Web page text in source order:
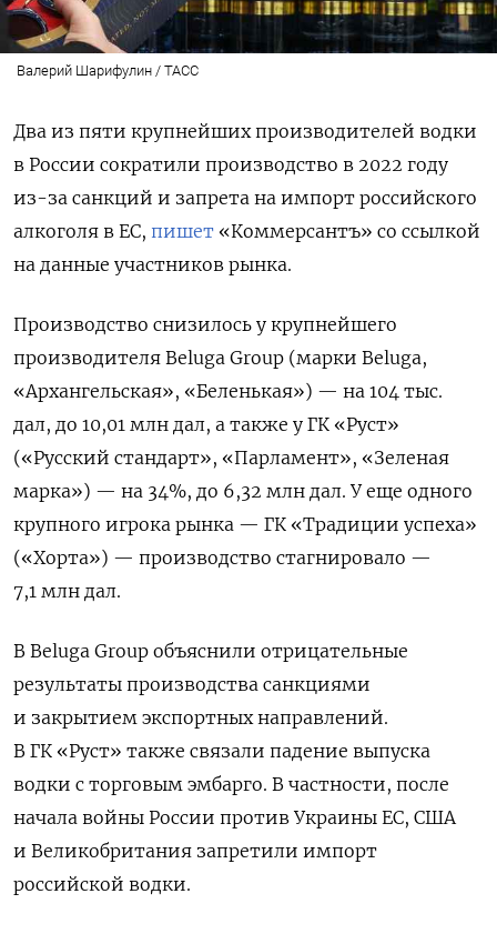
Валерий Шарифулин / ТАСС
Два из пяти крупнейших производителей водки
в России сократили производство в 2022 году
из-за санкций и запрета на импорт российского
алкоголя в ЕС, пишет «Коммерсантъ» со ссылкой
на данные участников рынка.
Производство снизилось у крупнейшего
производителя Beluga Group (марки Beluga,
«Архангельская», «Беленькая») — на 104 тыс.
дал, до 10,01 млн дал, а также у ГК «Руст»
(«Русский стандарт», «Парламент», «Зеленая
марка») — на 34%, до 6,32 млн дал. У еще одного
крупного игрока рынка — ГК «Традиции успеха»
(«Хорта») — производство стагнировало —
7,1 млн дал.
В Beluga Group объяснили отрицательные
результаты производства санкциями
и закрытием экспортных направлений.
В ГК «Руст» также связали падение выпуска
водки с торговым эмбарго. В частности, после
начала войны России против Украины ЕС, США
и Великобритания запретили импорт
российской водки.